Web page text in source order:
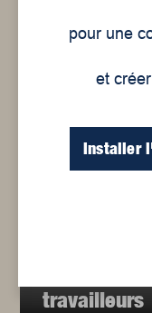
travailleurs
pour une
et
Installer